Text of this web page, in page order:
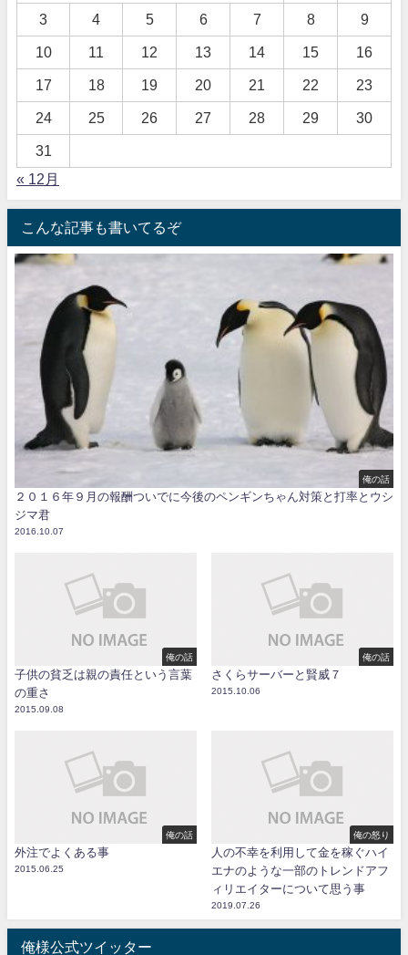
3 4 5 6 7 8 9
10 11 12 13 14 15 16
17 18 19 20 21 22 23
24 25 26 27 28 29 30
31
« 12月
こんな記事も書いてるぞ
俺の話
２０１６年９月の報酬ついでに今後のペンギンちゃん対策と打率とウシ
ジマ君
2016.10.07
俺の話
子供の貧乏は親の責任という言葉
の重さ
2015.09.08
俺の話
さくらサーバーと賢威７
2015.10.06
俺の話
外注でよくある事
2015.06.25
俺の怒り
人の不幸を利用して金を稼ぐハイ
エナのような一部のトレンドアフ
ィリエイターについて思う事
2019.07.26
俺様公式ツイッター